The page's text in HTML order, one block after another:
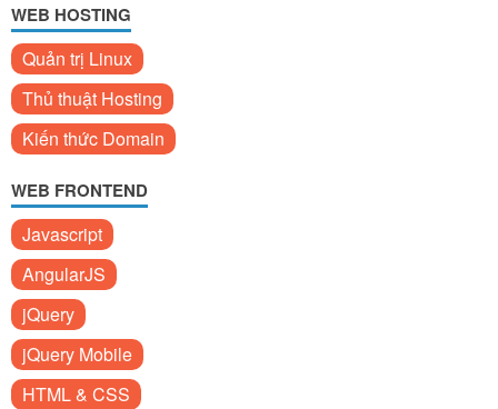
WEB HOSTING
Quản trị Linux
Thủ thuật Hosting
Kiến thức Domain
WEB FRONTEND
Javascript
AngularJS
jQuery
jQuery Mobile
HTML & CSS